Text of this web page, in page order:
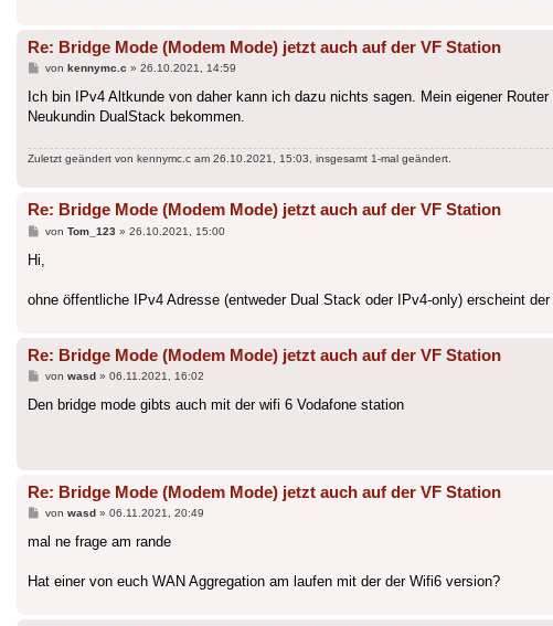
Re: Bridge Mode (Modem Mode) jetzt auch auf der VF Station
Beitrag
von kennymc.c » 26.10.2021, 14:59
Ich bin IPv4 Altkunde von daher kann ich dazu nichts sagen. Mein eigener
Neukundin DualStack bekommen.
Zuletzt geändert von kennymc.c am 26.10.2021, 15:03, insgesamt 1-mal geändert.
Re: Bridge Mode (Modem Mode) jetzt auch auf der VF Station
Beitrag
von Tom_123» 26.10.2021, 15:00
Hi,
ohne öffentliche IPv4 Adresse (entweder Dual Stack oder IPv4-only) erscheint
Re: Bridge Mode (Modem Mode) jetzt auch auf der VF Station
Beitrag
von wasd» 06.11.2021, 16:02
Den bridge mode gibts auch mit der wifi 6 Vodafone station
Re: Bridge Mode (Modem Mode) jetzt auch auf der VF Station
Beitrag
von wasd» 06.11.2021, 20:49
mal ne frage am rande
Hat einer von euch WAN Aggregation am laufen mit der der Wifi6 version?